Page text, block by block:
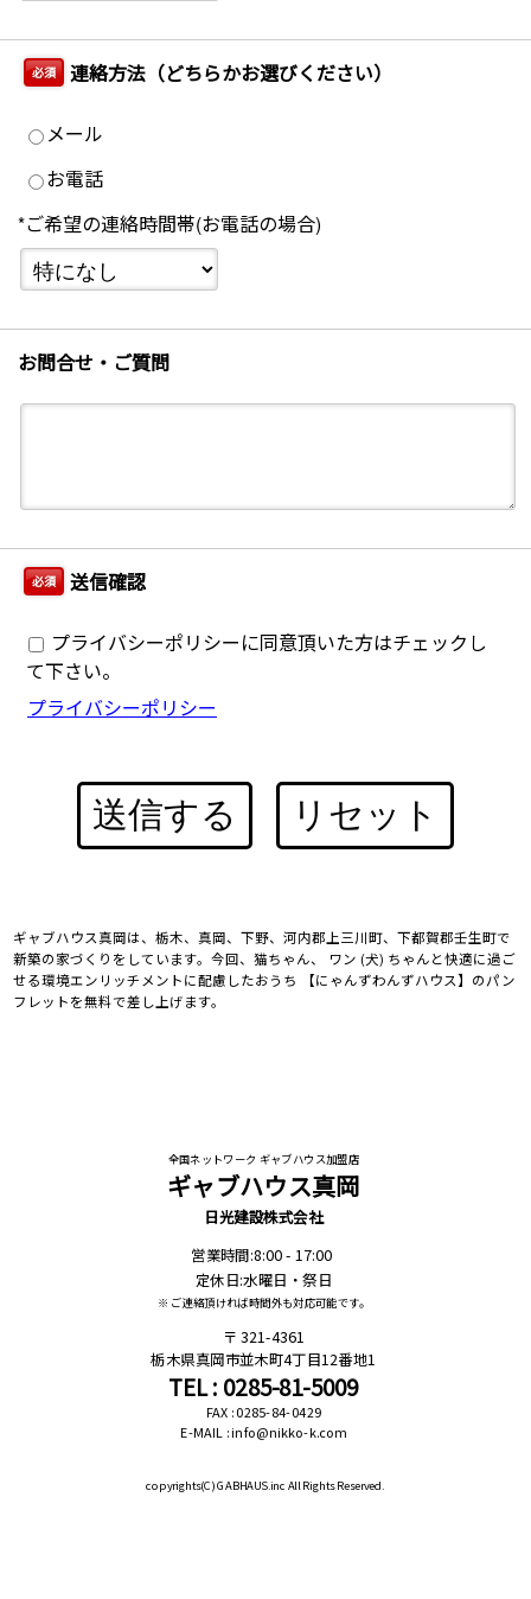
必須 連絡方法（どちらかお選びください）
メール
お電話
*ご希望の連絡時間帯(お電話の場合)
お問合せ・ご質問
必須 送信確認
プライバシーポリシーに同意頂いた方はチェックし
て下さい。
プライバシーポリシー
送信する リセット
ギャブハウス真岡は、栃木、真岡、下野、河内郡上三川町、下都賀郡壬生町で
新築の家づくりをしています。今回、猫ちゃん、 ワン (犬) ちゃんと快適に過ご
せる環境エンリッチメントに配慮したおうち 【にゃんずわんずハウス】のパン
フレットを無料で差し上げます。
全国ネットワーク ギャブハウス加盟店
ギャブハウス真岡
日光建設株式会社
営業時間:8:00 - 17:00
定休日:水曜日・祭日
※ ご連絡頂ければ時間外も対応可能です。
321-4361
栃木県真岡市並木町4丁目12番地1
TEL : 0285-81-5009
FAX : 0285-84-0429
E-MAIL : info@nikko-k.com
copyrights(C)GABHAUS.inc All Rights Reserved.